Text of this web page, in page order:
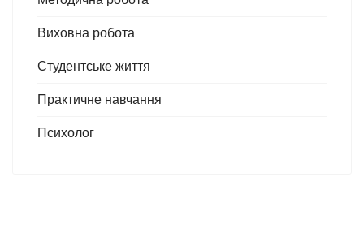
Виховна робота
Студентське життя
Практичне навчання
Психолог